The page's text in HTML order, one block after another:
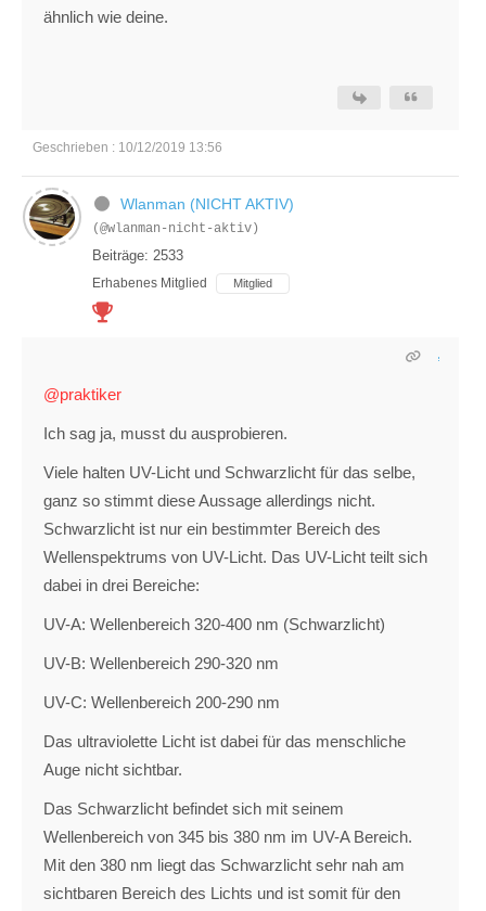
ähnlich wie deine.
Geschrieben : 10/12/2019 13:56
Wlanman (NICHT AKTIV)
(@wlanman-nicht-aktiv)
Beiträge: 2533
Erhabenes Mitglied Mitglied
@praktiker
Ich sag ja, musst du ausprobieren.
Viele halten UV-Licht und Schwarzlicht für das selbe,
ganz so stimmt diese Aussage allerdings nicht.
Schwarzlicht ist nur ein bestimmter Bereich des
Wellenspektrums von UV-Licht. Das UV-Licht teilt sich
dabei in drei Bereiche:
UV-A: Wellenbereich 320-400 nm (Schwarzlicht)
UV-B: Wellenbereich 290-320 nm
UV-C: Wellenbereich 200-290 nm
Das ultraviolette Licht ist dabei für das menschliche
Auge nicht sichtbar.
Das Schwarzlicht befindet sich mit seinem
Wellenbereich von 345 bis 380 nm im UV-A Bereich.
Mit den 380 nm liegt das Schwarzlicht sehr nah am
sichtbaren Bereich des Lichts und ist somit für den